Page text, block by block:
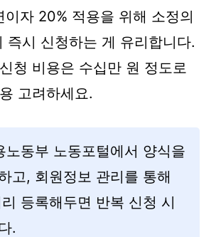
자 20% 적용을 위해 소정의
즉시 신청하는 게 유리합니다.
청 비용은 수십만 원 정도로
고려하세요.
노동부 노동포털에서 양식을
고, 회원정보 관리를 통해
등록해두면 반복 신청 시
.